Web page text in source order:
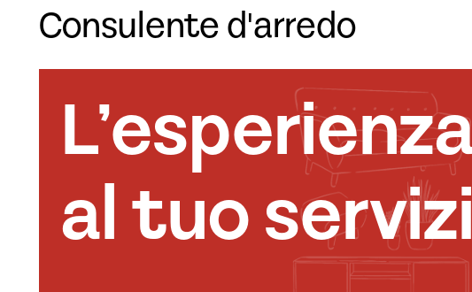
Consulente d'arredo
al tuo